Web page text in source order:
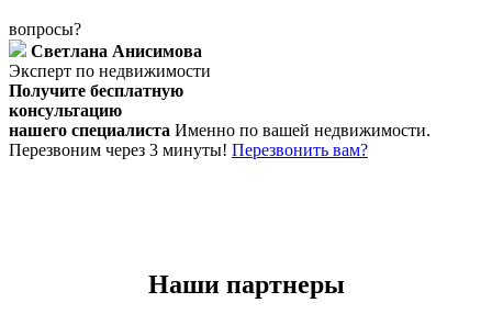
вопросы?
Светлана Анисимова
Эксперт по недвижимости
Получите бесплатную
консультацию
нашего специалиста Именно по вашей недвижимости.
Перезвоним через 3 минуты! Перезвонить вам?
Наши партнеры